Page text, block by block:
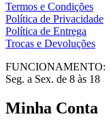
Termos e Condições
Política de Privacidade
Política de Entrega
Trocas e Devoluções
FUNCIONAMENTO:
Seg. a Sex. de 8 às 18
Minha Conta